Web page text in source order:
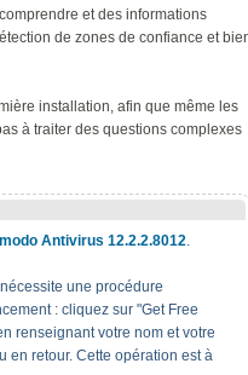
et des informations
de zones de confiance et
installation, afin que même les
à traiter des questions complexes
Antivirus 12.2.2.8012.
une procédure
: cliquez sur "Get Free
renseignant votre nom et votre
en retour. Cette opération est à